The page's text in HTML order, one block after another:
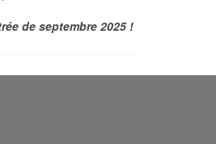
de septembre 2025 !